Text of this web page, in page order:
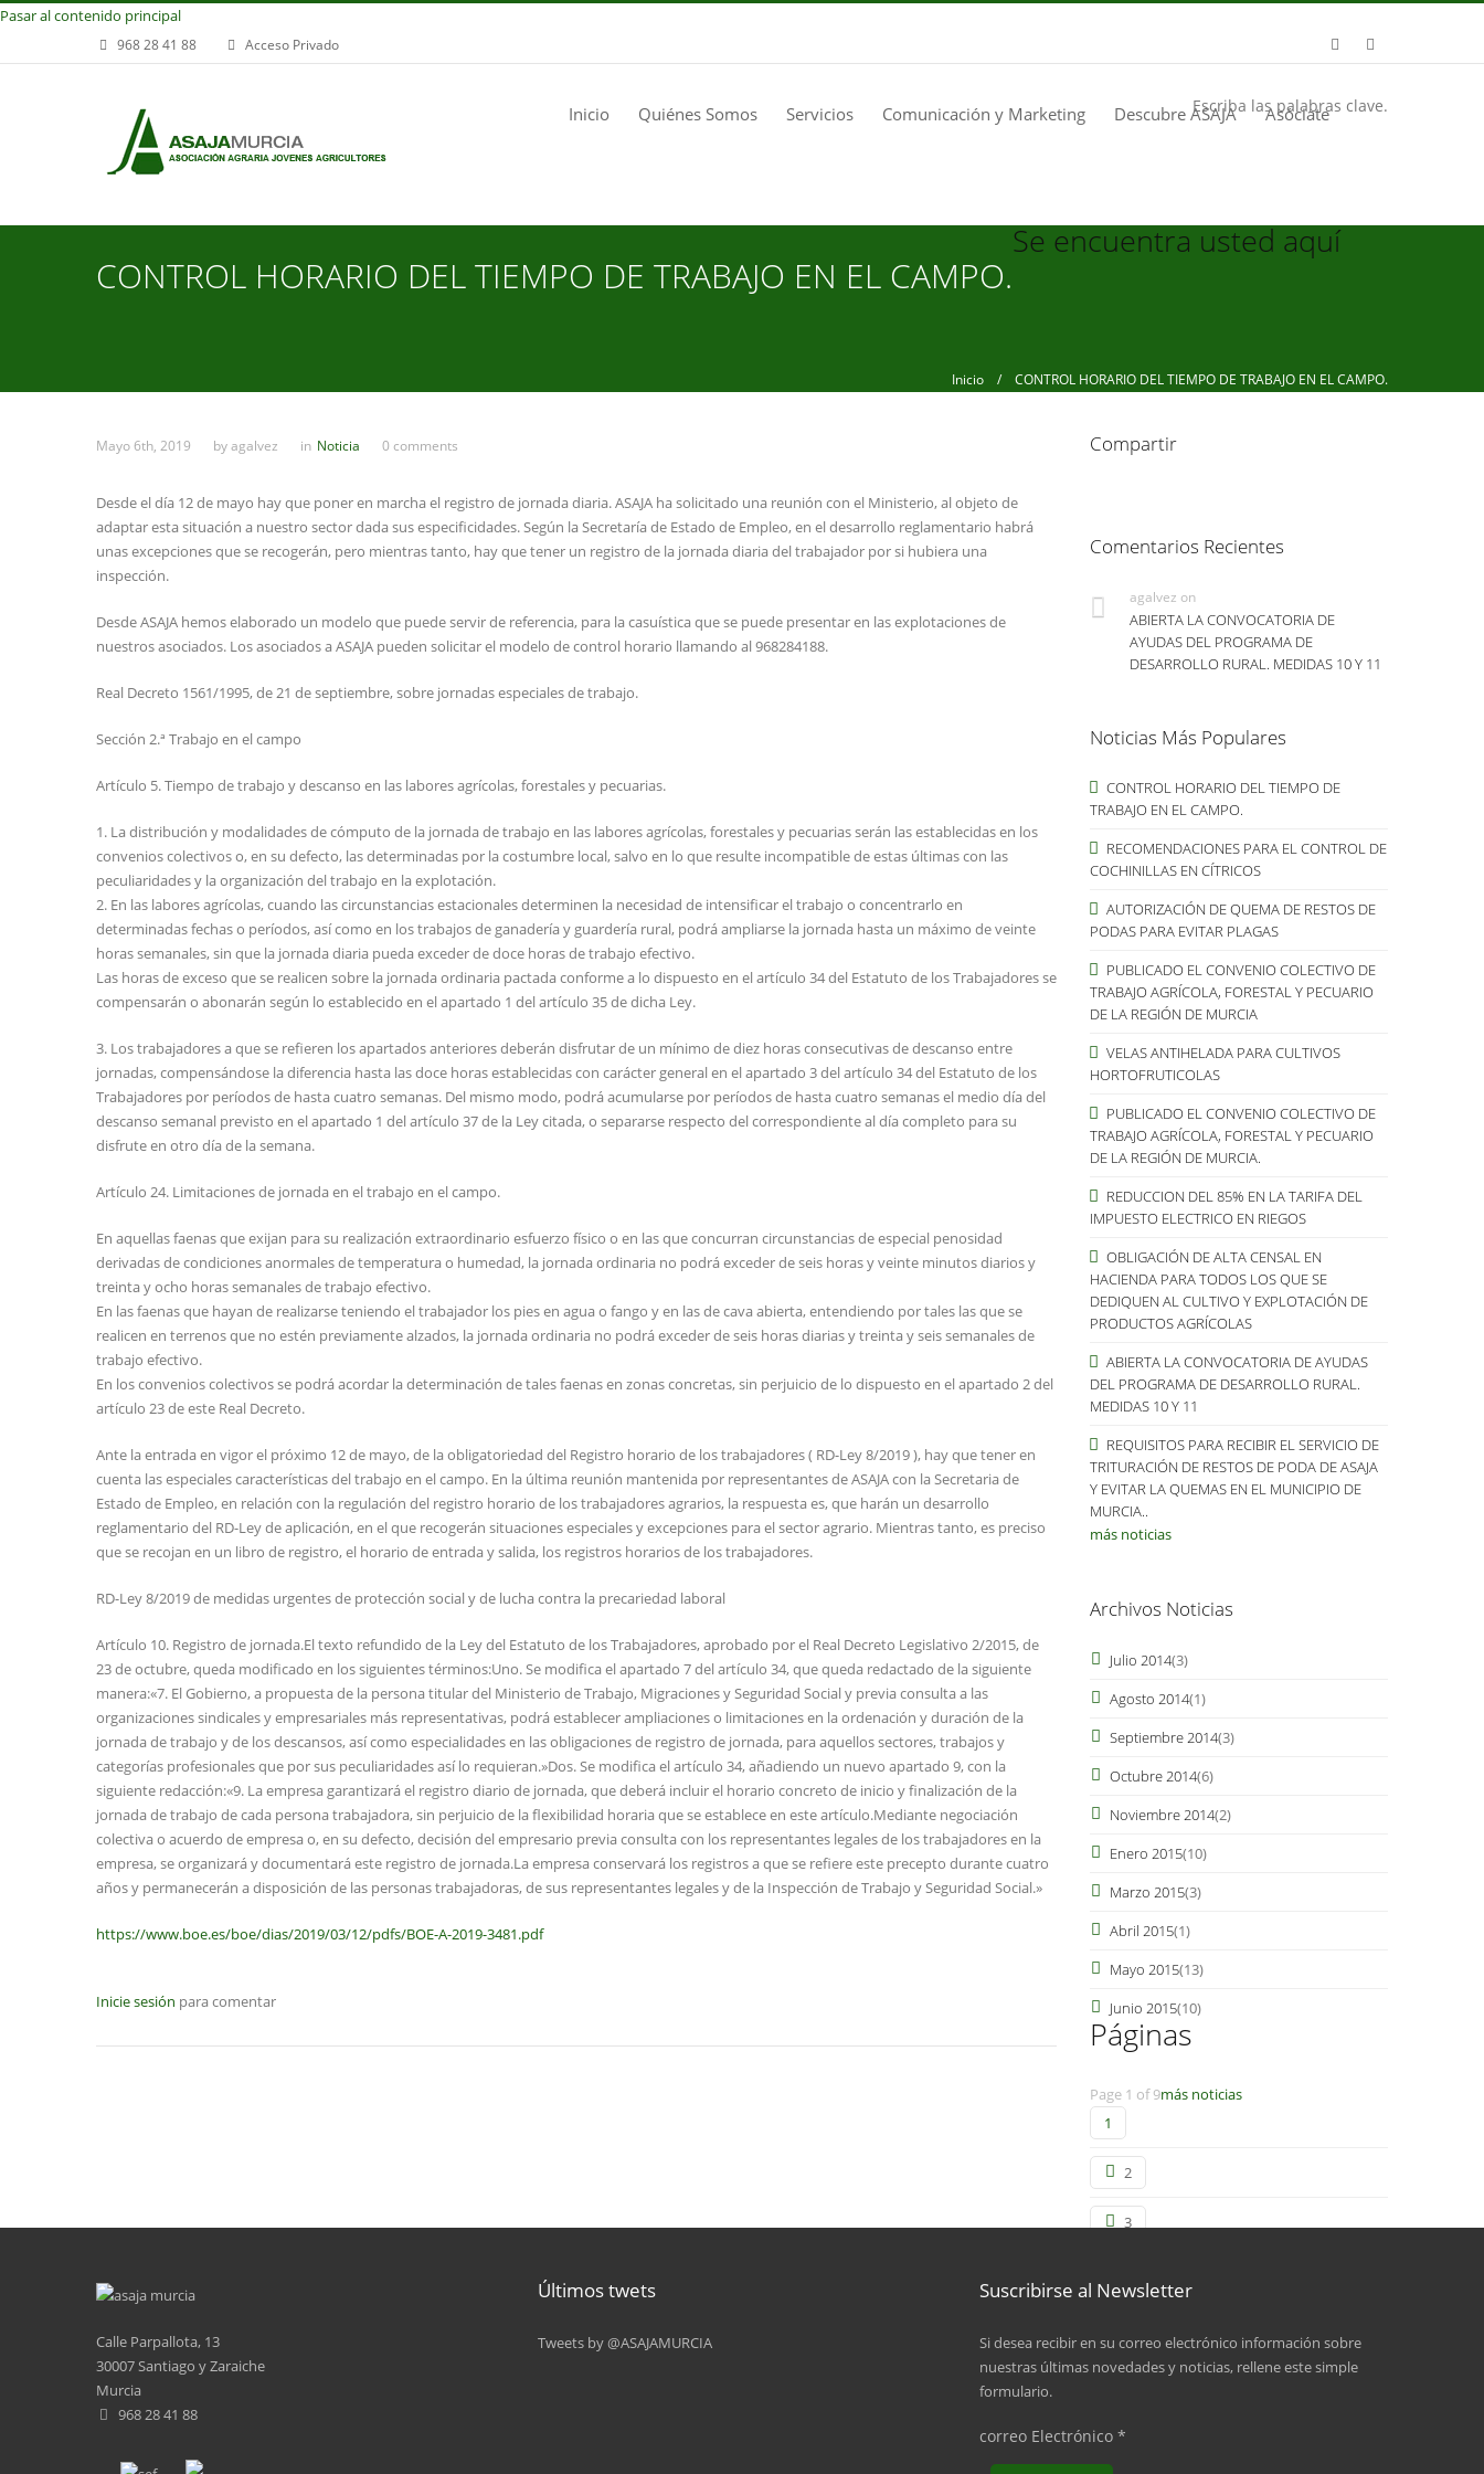
Pasar al contenido principal
968 28 41 88 Acceso Privado
Inicio Quiénes Somos Servicios Comunicación y Marketing Descubre ASAJA Asóciate
Escriba las palabras clave.
CONTROL HORARIO DEL TIEMPO DE TRABAJO EN EL CAMPO.
Se encuentra usted aquí
Inicio / CONTROL HORARIO DEL TIEMPO DE TRABAJO EN EL CAMPO.
Mayo 6th, 2019 byagalvez in Noticia 0 comments
Desde el día 12 de mayo hay que poner en marcha el registro de jornada diaria. ASAJA ha solicitado una reunión con el Ministerio, al objeto de
adaptar esta situación a nuestro sector dada sus especificidades. Según la Secretaría de Estado de Empleo, en el desarrollo reglamentario habrá
unas excepciones que se recogerán, pero mientras tanto, hay que tener un registro de la jornada diaria del trabajador por si hubiera una
inspección.
Desde ASAJA hemos elaborado un modelo que puede servir de referencia, para la casuística que se puede presentar en las explotaciones de
nuestros asociados. Los asociados a ASAJA pueden solicitar el modelo de control horario llamando al 968284188.
Real Decreto 1561/1995, de 21 de septiembre, sobre jornadas especiales de trabajo.
Sección 2.ª Trabajo en el campo
Artículo 5. Tiempo de trabajo y descanso en las labores agrícolas, forestales y pecuarias.
1. La distribución y modalidades de cómputo de la jornada de trabajo en las labores agrícolas, forestales y pecuarias serán las establecidas en los
convenios colectivos o, en su defecto, las determinadas por la costumbre local, salvo en lo que resulte incompatible de estas últimas con las
peculiaridades y la organización del trabajo en la explotación.
2. En las labores agrícolas, cuando las circunstancias estacionales determinen la necesidad de intensificar el trabajo o concentrarlo en
determinadas fechas o períodos, así como en los trabajos de ganadería y guardería rural, podrá ampliarse la jornada hasta un máximo de veinte
horas semanales, sin que la jornada diaria pueda exceder de doce horas de trabajo efectivo.
Las horas de exceso que se realicen sobre la jornada ordinaria pactada conforme a lo dispuesto en el artículo 34 del Estatuto de los Trabajadores se
compensarán o abonarán según lo establecido en el apartado 1 del artículo 35 de dicha Ley.
3. Los trabajadores a que se refieren los apartados anteriores deberán disfrutar de un mínimo de diez horas consecutivas de descanso entre
jornadas, compensándose la diferencia hasta las doce horas establecidas con carácter general en el apartado 3 del artículo 34 del Estatuto de los
Trabajadores por períodos de hasta cuatro semanas. Del mismo modo, podrá acumularse por períodos de hasta cuatro semanas el medio día del
descanso semanal previsto en el apartado 1 del artículo 37 de la Ley citada, o separarse respecto del correspondiente al día completo para su
disfrute en otro día de la semana.
Artículo 24. Limitaciones de jornada en el trabajo en el campo.
En aquellas faenas que exijan para su realización extraordinario esfuerzo físico o en las que concurran circunstancias de especial penosidad
derivadas de condiciones anormales de temperatura o humedad, la jornada ordinaria no podrá exceder de seis horas y veinte minutos diarios y
treinta y ocho horas semanales de trabajo efectivo.
En las faenas que hayan de realizarse teniendo el trabajador los pies en agua o fango y en las de cava abierta, entendiendo por tales las que se
realicen en terrenos que no estén previamente alzados, la jornada ordinaria no podrá exceder de seis horas diarias y treinta y seis semanales de
trabajo efectivo.
En los convenios colectivos se podrá acordar la determinación de tales faenas en zonas concretas, sin perjuicio de lo dispuesto en el apartado 2 del
artículo 23 de este Real Decreto.
Ante la entrada en vigor el próximo 12 de mayo, de la obligatoriedad del Registro horario de los trabajadores ( RD-Ley 8/2019 ), hay que tener en
cuenta las especiales características del trabajo en el campo. En la última reunión mantenida por representantes de ASAJA con la Secretaria de
Estado de Empleo, en relación con la regulación del registro horario de los trabajadores agrarios, la respuesta es, que harán un desarrollo
reglamentario del RD-Ley de aplicación, en el que recogerán situaciones especiales y excepciones para el sector agrario. Mientras tanto, es preciso
que se recojan en un libro de registro, el horario de entrada y salida, los registros horarios de los trabajadores.
RD-Ley 8/2019 de medidas urgentes de protección social y de lucha contra la precariedad laboral
Artículo 10. Registro de jornada.El texto refundido de la Ley del Estatuto de los Trabajadores, aprobado por el Real Decreto Legislativo 2/2015, de
23 de octubre, queda modificado en los siguientes términos:Uno. Se modifica el apartado 7 del artículo 34, que queda redactado de la siguiente
manera:«7. El Gobierno, a propuesta de la persona titular del Ministerio de Trabajo, Migraciones y Seguridad Social y previa consulta a las
organizaciones sindicales y empresariales más representativas, podrá establecer ampliaciones o limitaciones en la ordenación y duración de la
jornada de trabajo y de los descansos, así como especialidades en las obligaciones de registro de jornada, para aquellos sectores, trabajos y
categorías profesionales que por sus peculiaridades así lo requieran.»Dos. Se modifica el artículo 34, añadiendo un nuevo apartado 9, con la
siguiente redacción:«9. La empresa garantizará el registro diario de jornada, que deberá incluir el horario concreto de inicio y finalización de la
jornada de trabajo de cada persona trabajadora, sin perjuicio de la flexibilidad horaria que se establece en este artículo.Mediante negociación
colectiva o acuerdo de empresa o, en su defecto, decisión del empresario previa consulta con los representantes legales de los trabajadores en la
empresa, se organizará y documentará este registro de jornada.La empresa conservará los registros a que se refiere este precepto durante cuatro
años y permanecerán a disposición de las personas trabajadoras, de sus representantes legales y de la Inspección de Trabajo y Seguridad Social.»
https://www.boe.es/boe/dias/2019/03/12/pdfs/BOE-A-2019-3481.pdf
Inicie sesión para comentar
Compartir
Comentarios Recientes
agalvez on
ABIERTA LA CONVOCATORIA DE
AYUDAS DEL PROGRAMA DE
DESARROLLO RURAL. MEDIDAS 10 Y 11
Noticias Más Populares
CONTROL HORARIO DEL TIEMPO DE
TRABAJO EN EL CAMPO.
RECOMENDACIONES PARA EL CONTROL DE
COCHINILLAS EN CÍTRICOS
AUTORIZACIÓN DE QUEMA DE RESTOS DE
PODAS PARA EVITAR PLAGAS
PUBLICADO EL CONVENIO COLECTIVO DE
TRABAJO AGRÍCOLA, FORESTAL Y PECUARIO
DE LA REGIÓN DE MURCIA
VELAS ANTIHELADA PARA CULTIVOS
HORTOFRUTICOLAS
PUBLICADO EL CONVENIO COLECTIVO DE
TRABAJO AGRÍCOLA, FORESTAL Y PECUARIO
DE LA REGIÓN DE MURCIA.
REDUCCION DEL 85% EN LA TARIFA DEL
IMPUESTO ELECTRICO EN RIEGOS
OBLIGACIÓN DE ALTA CENSAL EN
HACIENDA PARA TODOS LOS QUE SE
DEDIQUEN AL CULTIVO Y EXPLOTACIÓN DE
PRODUCTOS AGRÍCOLAS
ABIERTA LA CONVOCATORIA DE AYUDAS
DEL PROGRAMA DE DESARROLLO RURAL.
MEDIDAS 10 Y 11
REQUISITOS PARA RECIBIR EL SERVICIO DE
TRITURACIÓN DE RESTOS DE PODA DE ASAJA
Y EVITAR LA QUEMAS EN EL MUNICIPIO DE
MURCIA..
más noticias
Archivos Noticias
Julio 2014(3)
Agosto 2014(1)
Septiembre 2014(3)
Octubre 2014(6)
Noviembre 2014(2)
Enero 2015(10)
Marzo 2015(3)
Abril 2015(1)
Mayo 2015(13)
Junio 2015(10)
Páginas
Page 1 of 9
1
2
3
6
más noticias
Calle Parpallota, 13
30007 Santiago y Zaraiche
Murcia
968 28 41 88
Últimos twets
Tweets by @ASAJAMURCIA
Suscribirse al Newsletter
Si desea recibir en su correo electrónico información sobre
nuestras últimas novedades y noticias, rellene este simple
formulario.
correo Electrónico *